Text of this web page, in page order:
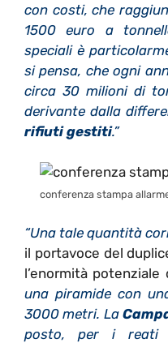
con costi, che
1500 euro a
speciali è
si pensa, che ogni
circa 30 milioni di
derivante dalla
rifiuti gestiti.”
conferenza stampa
“Una tale quantità
il portavoce del
l’enormità
una piramide con
3000 metri. La
posto, per i reati